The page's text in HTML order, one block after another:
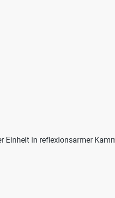
in reflexionsarmer